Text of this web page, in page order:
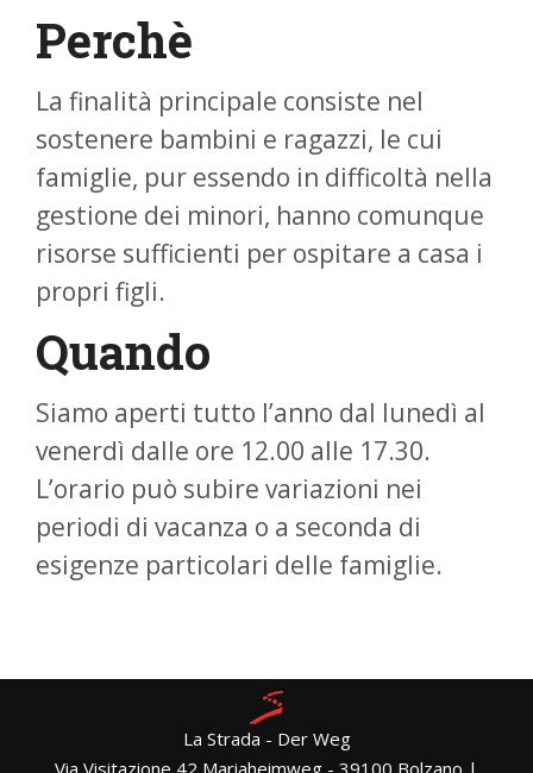
Perchè
La finalità principale consiste nel
sostenere bambini e ragazzi, le cui
famiglie, pur essendo in difficoltà nella
gestione dei minori, hanno comunque
risorse sufficienti per ospitare a casa i
propri figli.
Quando
Siamo aperti tutto l’anno dal lunedì al
venerdì dalle ore 12.00 alle 17.30.
L’orario può subire variazioni nei
periodi di vacanza o a seconda di
esigenze particolari delle famiglie.
La Strada - Der Weg
Via Visitazione 42 Mariaheimweg - 39100 Bolzano |